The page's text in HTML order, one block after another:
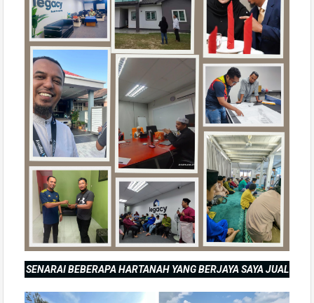
SENARAI BEBERAPA HARTANAH YANG BERJAYA SAYA JUAL